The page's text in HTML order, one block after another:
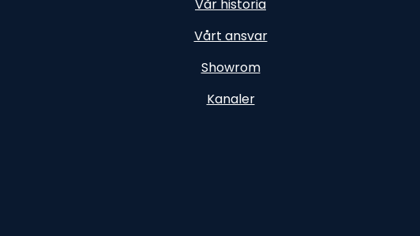
Vår historia
Vårt ansvar
Showrom
Kanaler